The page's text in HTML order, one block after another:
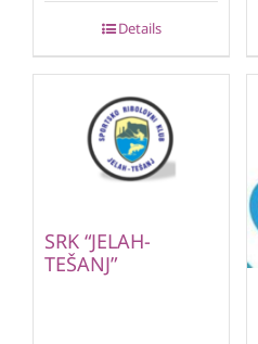
Details
SRK “JELAH-
TEŠANJ”